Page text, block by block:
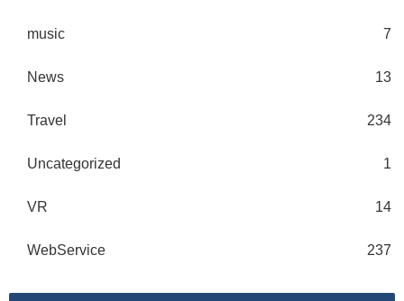
music 7
News 13
Travel 234
Uncategorized 1
VR 14
WebService 237